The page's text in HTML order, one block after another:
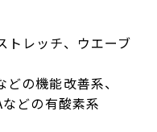
レッチ、ウエーブ
の機能改善系、
どの有酸素系